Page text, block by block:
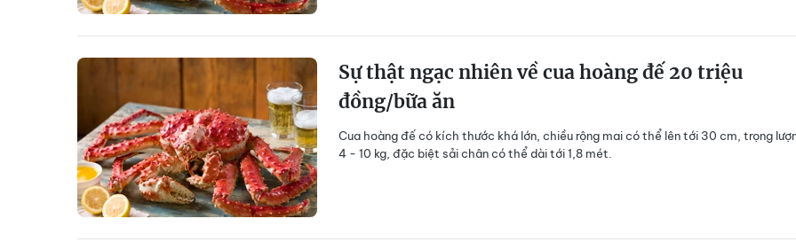
Sự thật ngạc nhiên về cua hoàng đế 20 triệu
đồng/bữa ăn
Cua hoàng đế có kích thước khá lớn, chiều rộng mai có thể lên tới 30 cm, trọng
4 - 10 kg, đặc biệt sải chân có thể dài tới 1,8 mét.